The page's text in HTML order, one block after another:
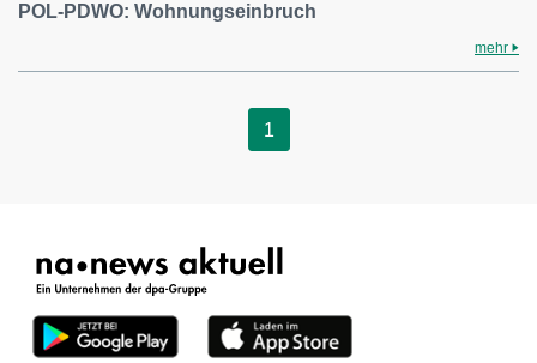
POL-PDWO: Wohnungseinbruch
mehr
1